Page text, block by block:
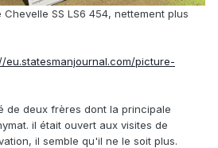
SS LS6 454, nettement plus
eu.statesmanjournal.com/picture-
de deux frères dont la principale
il était ouvert aux visites de
il semble qu'il ne le soit plus.